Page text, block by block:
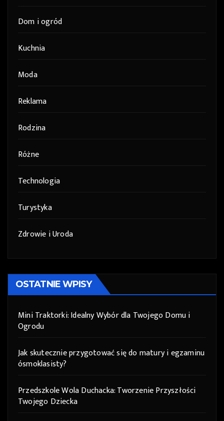
Dom i ogród
Kuchnia
Moda
Reklama
Rodzina
Różne
Technologia
Turystyka
Zdrowie i Uroda
OSTATNIE WPISY
Mini Traktorki: Idealny Wybór dla Twojego Domu i
Ogrodu
Jak skutecznie przygotować się do matury i egzaminu
ósmoklasisty?
Przedszkole Wola Duchacka: Tworzenie Przyszłości
Twojego Dziecka